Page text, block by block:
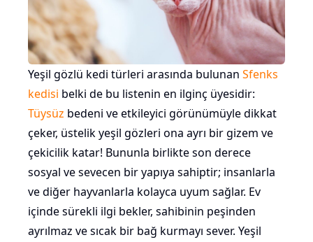
Yeşil gözlü kedi türleri arasında bulunan Sfenks
kedisi belki de bu listenin en ilginç üyesidir:
Tüysüz bedeni ve etkileyici görünümüyle dikkat
çeker, üstelik yeşil gözleri ona ayrı bir gizem ve
çekicilik katar! Bununla birlikte son derece
sosyal ve sevecen bir yapıya sahiptir; insanlarla
ve diğer hayvanlarla kolayca uyum sağlar. Ev
içinde sürekli ilgi bekler, sahibinin peşinden
ayrılmaz ve sıcak bir bağ kurmayı sever. Yeşil